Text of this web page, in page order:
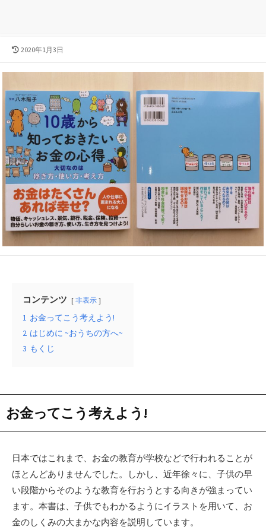
最
更
日
2020年1月3日
コンテンツ 非表示
1 お金ってこう考えよう!
2 はじめに ~おうちの方へ~
3 もくじ
お金ってこう考えよう!
日本ではこれまで、お金の教育が学校などで行われることが
ほとんどありませんでした。しかし、近年徐々に、子供の早
い段階からそのような教育を行おうとする向きが強まってい
ます。本書は、子供でもわかるようにイラストを用いて、お
金のしくみの大まかな内容を説明しています。